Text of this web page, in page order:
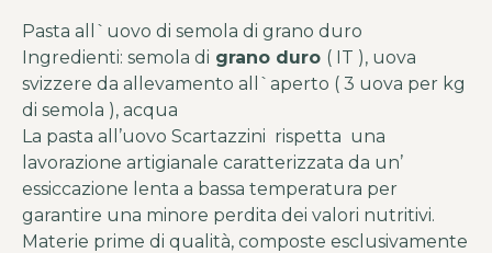
Pasta all`uovo di semola di grano duro
Ingredienti: semola di grano duro ( IT ), uova
svizzere da allevamento all`aperto ( 3 uova per kg
di semola ), acqua
La pasta all’uovo Scartazzini rispetta una
lavorazione artigianale caratterizzata da un’
essiccazione lenta a bassa temperatura per
garantire una minore perdita dei valori nutritivi.
Materie prime di qualità, composte esclusivamente